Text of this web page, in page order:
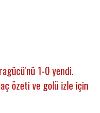
1-0 yendi.
özeti ve golü izle için